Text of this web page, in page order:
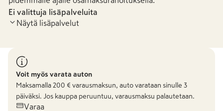
Ei valittuja lisäpalveluita
Näytä lisäpalvelut
Voit myös varata auton
Maksamalla 200 € varausmaksun, auto varataan sinulle 3
päiväksi. Jos kauppa peruuntuu, varausmaksu palautetaan.
Varaa